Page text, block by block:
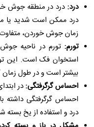
درد: درد در منطقه جوش
درد ممکن است شدید یا
زمان جوش خوردن،
تورم: تورم در ناحیه
استخوان فک است. این
بیشتر است و در طول
احساس گرگرفتگی: در
احساس گرگرفتگی داشته
درد و استفاده از یخ